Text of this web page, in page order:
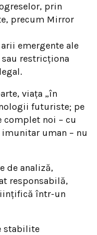
prin
precum Mirror
emergente ale
restricționa
viața „în
futuriste; pe
complet noi – cu
uman – nu
de analiză,
responsabilă,
într-un
stabilite